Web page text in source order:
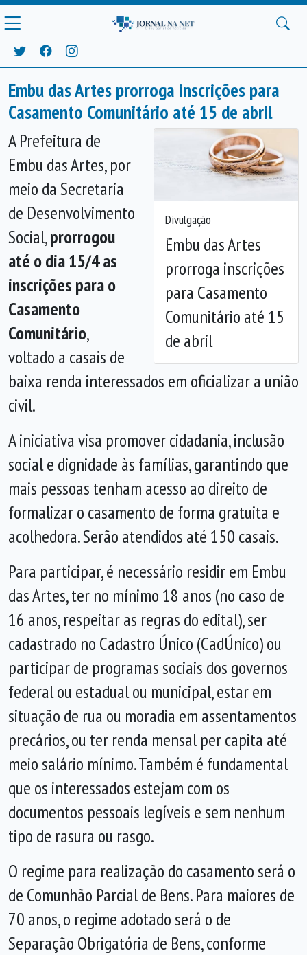
Embu das Artes prorroga inscrições para
Casamento Comunitário até 15 de abril
Divulgação
Embu das Artes
prorroga inscrições
para Casamento
Comunitário até 15
de abril
Anterior
A Prefeitura de
Embu das Artes, por
meio da Secretaria
de Desenvolvimento
Social,prorrogou
até o dia 15/4 as
inscrições para o
Casamento
Comunitário,
voltado a casais de
baixa renda interessados em oficializar a união
civil.
A iniciativa visa promover cidadania, inclusão
social e dignidade às famílias, garantindo que
mais pessoas tenham acesso ao direito de
formalizar o casamento de forma gratuita e
acolhedora. Serão atendidos até 150 casais.
Para participar, é necessário residir em Embu
das Artes, ter no mínimo 18 anos (no caso de
16 anos, respeitar as regras do edital), ser
cadastrado no Cadastro Único (CadÚnico) ou
participar de programas sociais dos governos
federal ou estadual ou municipal, estar em
situação de rua ou moradia em assentamentos
precários, ou ter renda mensal per capita até
meio salário mínimo. Também é fundamental
que os interessados estejam com os
documentos pessoais legíveis e sem nenhum
tipo de rasura ou rasgo.
O regime para realização do casamento será o
de Comunhão Parcial de Bens. Para maiores de
70 anos, o regime adotado será o de
Separação Obrigatória de Bens, conforme